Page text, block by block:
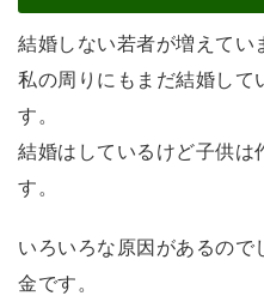
結婚しない若者が増えてい
私の周りにもまだ結婚して
す。
結婚はしているけど子供は
す。
いろいろな原因があるの
金です。